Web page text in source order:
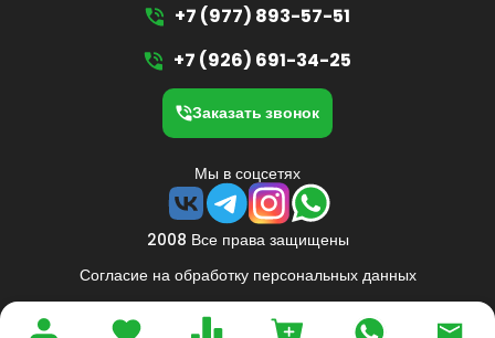
+7 (977) 893-57-51
+7 (926) 691-34-25
Заказать звонок
2008 Все права защищены
Согласие на обработку персональных данных
Мы в соцсетях